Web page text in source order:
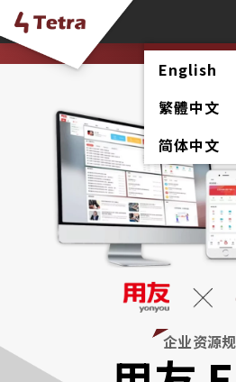
English
繁體中文
简体中文
企业资源